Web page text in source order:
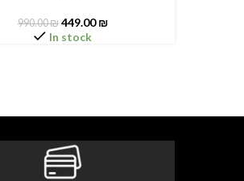
990.00₪ 449.00₪
In stock